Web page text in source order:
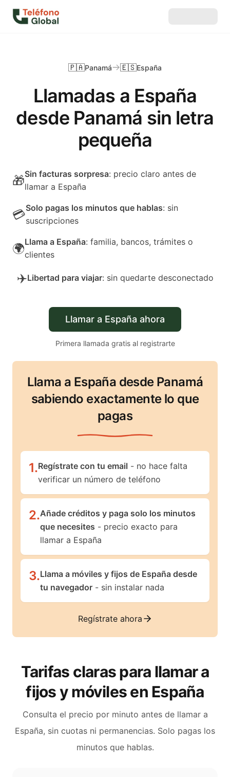
Llamadas a España
desde Panamá sin letra
pequeña
🇵🇦Panamá 🇪🇸España
🎁Sin facturas sorpresa: precio claro antes de
llamar a España
💳Solo pagas los minutos que hablas: sin
suscripciones
🌍Llama a España: familia, bancos, trámites o
clientes
✈️Libertad para viajar: sin quedarte desconectado
Llamar a España ahora
Primera llamada gratis al registrarte
Llama a España desde Panamá
sabiendo exactamente lo que
pagas
1.Regístrate con tu email - no hace falta
verificar un número de teléfono
2.Añade créditos y paga solo los minutos
que necesites - precio exacto para
llamar a España
3.Llama a móviles y fijos de España desde
tu navegador - sin instalar nada
Regístrate ahora
Tarifas claras para llamar a
fijos y móviles en España
Consulta el precio por minuto antes de llamar a
España, sin cuotas ni permanencias. Solo pagas los
minutos que hablas.